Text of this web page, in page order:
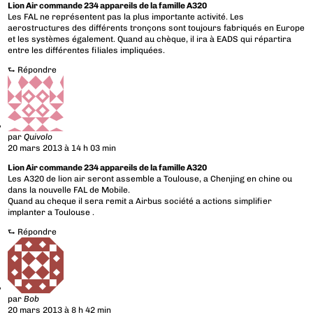
Lion Air commande 234 appareils de la famille A320
Les FAL ne représentent pas la plus importante activité. Les
aerostructures des différents tronçons sont toujours fabriqués en Europe
et les systèmes également. Quand au chèque, il ira à EADS qui répartira
entre les différentes filiales impliquées.
⮑ Répondre
parQuivolo
20 mars 2013 à 14 h 03 min
Lion Air commande 234 appareils de la famille A320
Les A320 de lion air seront assemble a Toulouse, a Chenjing en chine ou
dans la nouvelle FAL de Mobile.
Quand au cheque il sera remit a Airbus société a actions simplifier
implanter a Toulouse .
⮑ Répondre
parBob
20 mars 2013 à 8 h 42 min